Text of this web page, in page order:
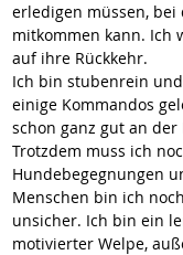
erledigen müssen,
mitkommen kann. Ich
auf ihre Rückkehr.
Ich bin stubenrein
einige Kommandos
schon ganz gut an der
Trotzdem muss ich
Hundebegegnungen
Menschen bin ich
unsicher. Ich bin ein
motivierter Welpe,